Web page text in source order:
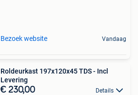
Bezoek website Vandaag
Roldeurkast 197x120x45 TDS - Incl
Levering
€ 230,00 Details